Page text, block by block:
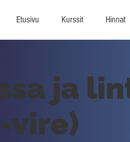
Etusivu Kurssit Hinnat
ja
vire)